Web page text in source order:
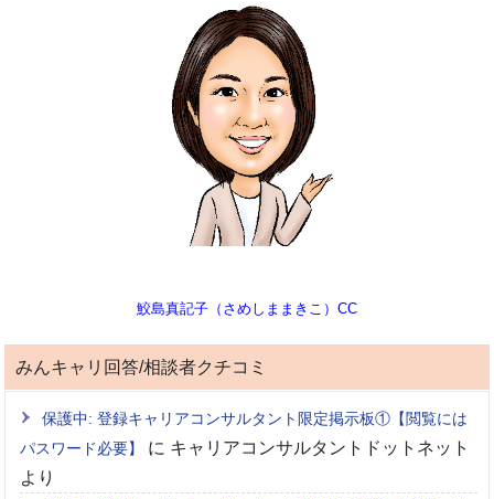
鮫島真記子（さめしままきこ）CC
みんキャリ回答/相談者クチコミ
保護中: 登録キャリアコンサルタント限定掲示板①【閲覧には
パスワード必要】
に キャリアコンサルタントドットネット
より